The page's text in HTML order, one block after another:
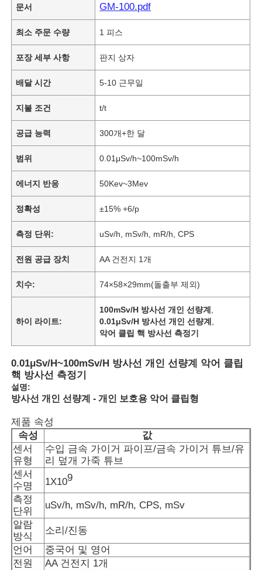
문서 GM-100.pdf
최소 주문 수량 1 피스
포장 세부 사항 판지 상자
배달 시간 5-10 근무일
지불 조건 t/t
공급 능력 300개+한 달
범위 0.01μSv/h~100mSv/h
에너지 반응 50Kev~3Mev
정확성 ±15% +6/p
측정 단위: uSv/h, mSv/h, mR/h, CPS
전원 공급 장치 AA 건전지 1개
치수: 74×58×29mm(돌출부 제외)
하이 라이트:
100mSv/H 방사선 개인 선량계
0.01μSv/H 방사선 개인 선량계
악어 클립 핵 방사선 측정기
0.01μSv/H~100mSv/H 방사선 개인 선량계 악어 클립
핵 방사선 측정기
설명:
방사선 개인 선량계 - 개인 보호용 악어 클립형
제품 속성
속성
값
센서
유형
수입 금속 가이거 파이프/금속 가이거 튜브/유
리 덮개 가죽 튜브
센서
수명
1X109
측정
단위
uSv/h, mSv/h, mR/h, CPS, mSv
알람
방식
소리/진동
언어
중국어 및 영어
전원
AA 건전지 1개